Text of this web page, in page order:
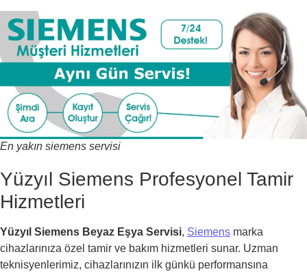
En yakın siemens servisi
Yüzyıl Siemens Profesyonel Tamir
Hizmetleri
Yüzyıl Siemens Beyaz Eşya Servisi, Siemens marka
cihazlarınıza özel tamir ve bakım hizmetleri sunar. Uzman
teknisyenlerimiz, cihazlarınızın ilk günkü performansına